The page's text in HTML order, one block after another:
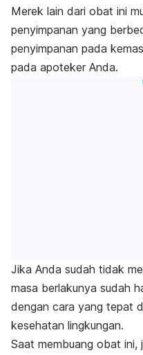
Merek lain dari obat ini
penyimpanan yang
penyimpanan pada
pada apoteker Anda.
Jika Anda sudah tidak
masa berlakunya sudah
dengan cara yang tepat
kesehatan lingkungan.
Saat membuang obat ini,